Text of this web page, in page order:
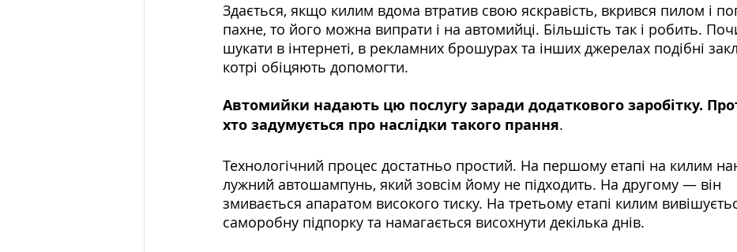
Здається, якщо килим вдома втратив свою яскравість, вкрився пилом і
пахне, то його можна випрати і на автомийці. Більшість так і робить.
шукати в інтернеті, в рекламних брошурах та інших джерелах подібні
котрі обіцяють допомогти.
Автомийки надають цю послугу заради додаткового заробітку.
хто задумується про наслідки такого прання.
Технологічний процес достатньо простий. На першому етапі на килим
лужний автошампунь, який зовсім йому не підходить. На другому — він
змивається апаратом високого тиску. На третьому етапі килим
саморобну підпорку та намагається висохнути декілька днів.